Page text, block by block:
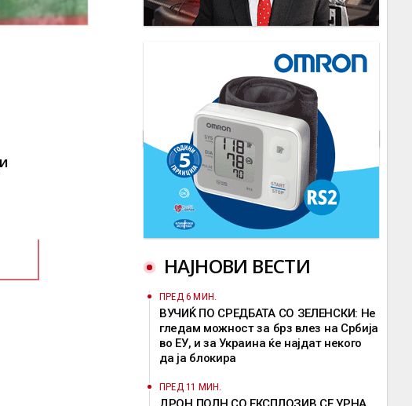
НАЈНОВИ ВЕСТИ
ПРЕД 6 МИН.
ВУЧИЌ ПО СРЕДБАТА СО ЗЕЛЕНСКИ: Не
гледам можност за брз влез на Србија
во ЕУ, и за Украина ќе најдат некого
да ја блокира
ПРЕД 11 МИН.